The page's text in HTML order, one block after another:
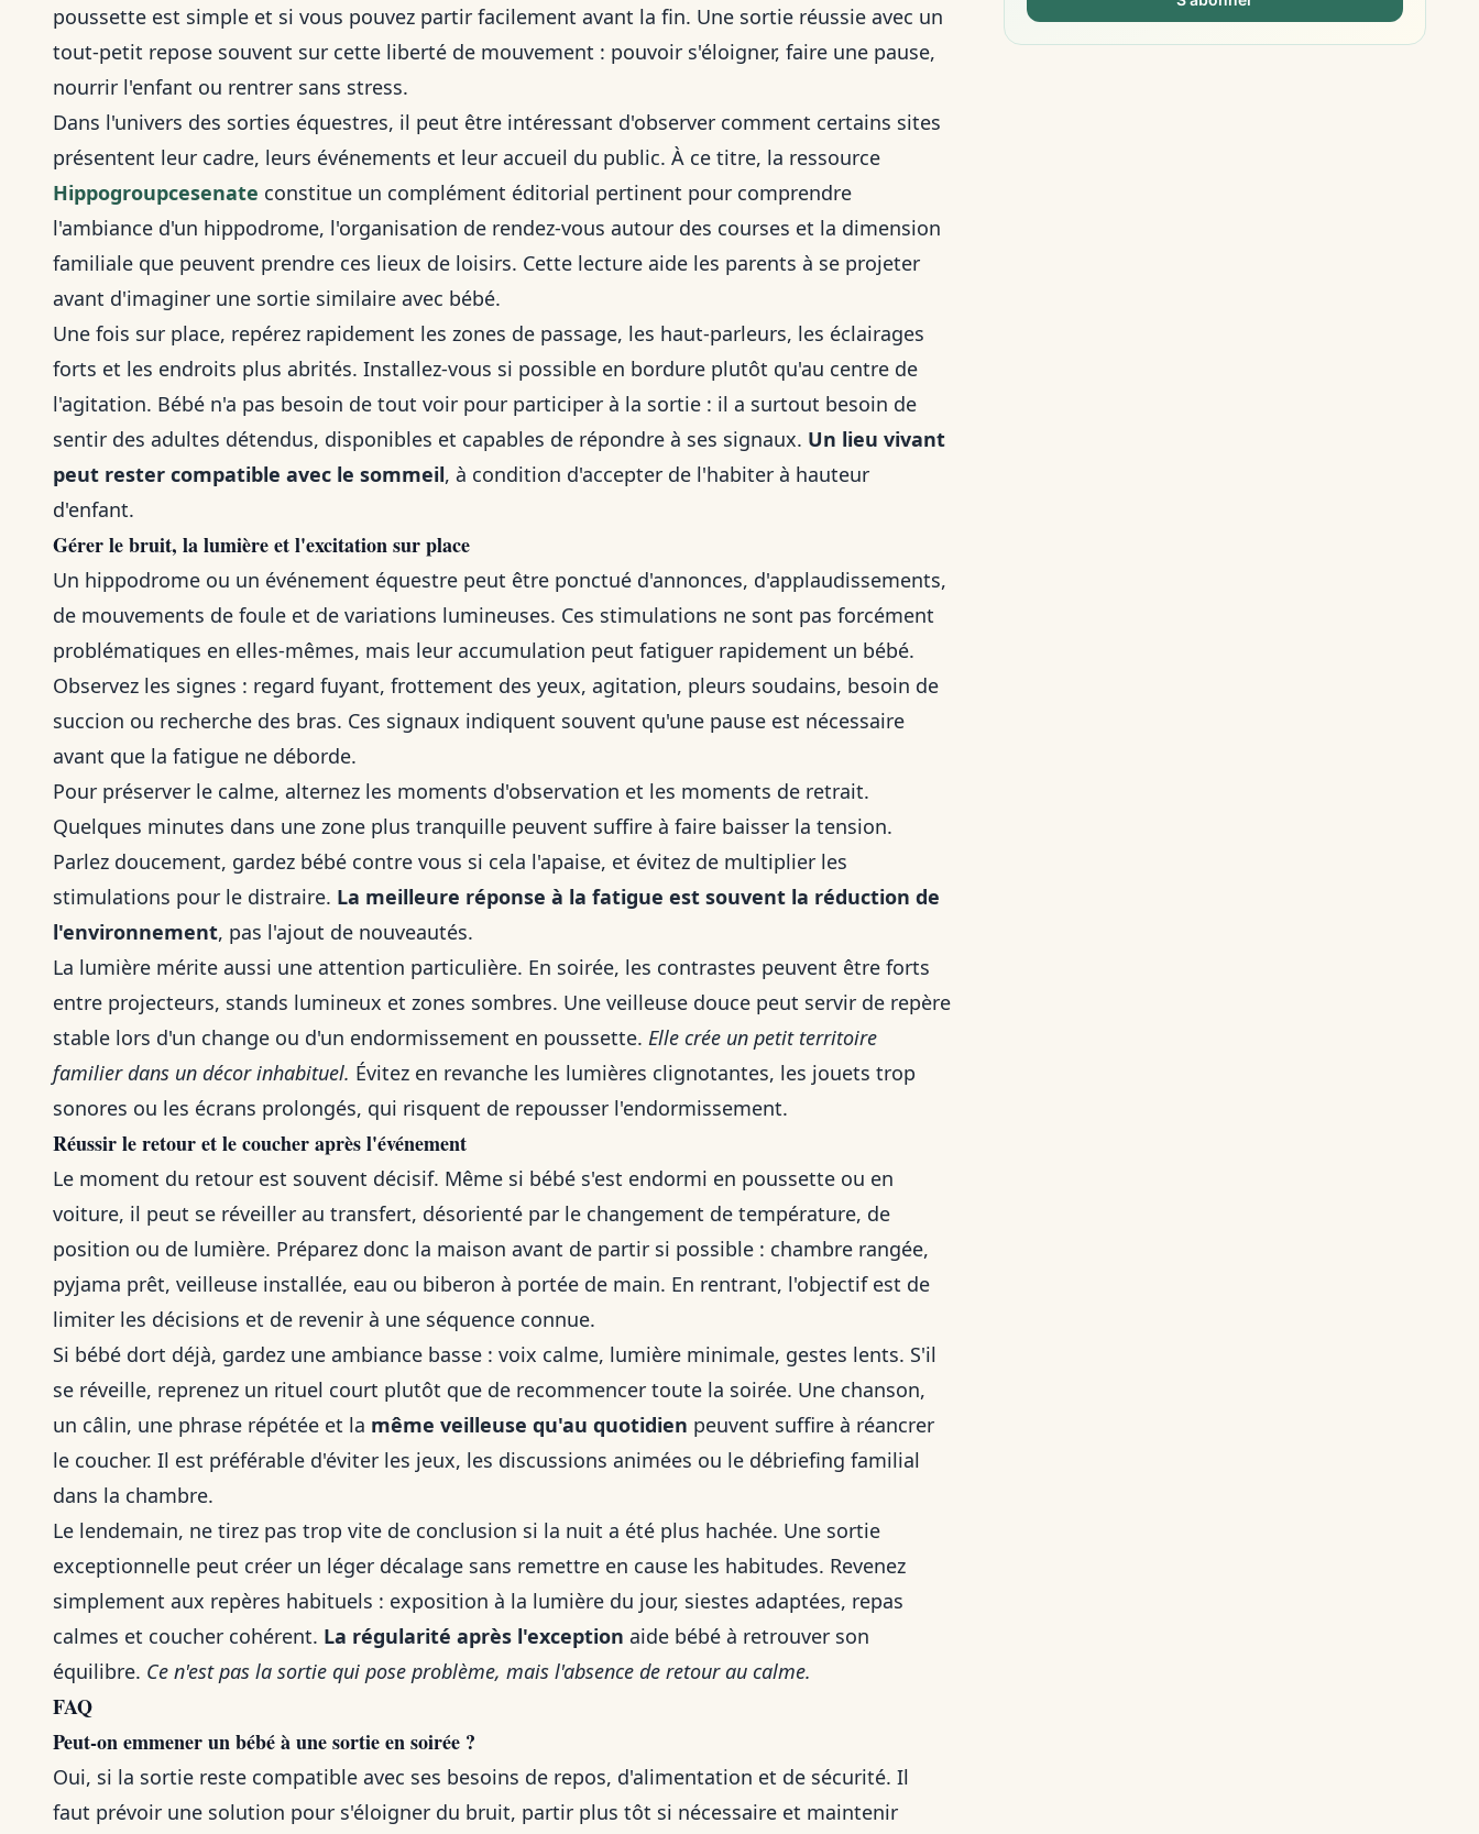
poussette est simple et si vous pouvez partir facilement avant la fin. Une sortie réussie avec un
tout-petit repose souvent sur cette liberté de mouvement : pouvoir s'éloigner, faire une pause,
nourrir l'enfant ou rentrer sans stress.
Dans l'univers des sorties équestres, il peut être intéressant d'observer comment certains sites
présentent leur cadre, leurs événements et leur accueil du public. À ce titre, la ressource
Hippogroupcesenate constitue un complément éditorial pertinent pour comprendre
l'ambiance d'un hippodrome, l'organisation de rendez-vous autour des courses et la dimension
familiale que peuvent prendre ces lieux de loisirs. Cette lecture aide les parents à se projeter
avant d'imaginer une sortie similaire avec bébé.
Une fois sur place, repérez rapidement les zones de passage, les haut-parleurs, les éclairages
forts et les endroits plus abrités. Installez-vous si possible en bordure plutôt qu'au centre de
l'agitation. Bébé n'a pas besoin de tout voir pour participer à la sortie : il a surtout besoin de
sentir des adultes détendus, disponibles et capables de répondre à ses signaux. Un lieu vivant
peut rester compatible avec le sommeil, à condition d'accepter de l'habiter à hauteur
d'enfant.
Gérer le bruit, la lumière et l'excitation sur place
Un hippodrome ou un événement équestre peut être ponctué d'annonces, d'applaudissements,
de mouvements de foule et de variations lumineuses. Ces stimulations ne sont pas forcément
problématiques en elles-mêmes, mais leur accumulation peut fatiguer rapidement un bébé.
Observez les signes : regard fuyant, frottement des yeux, agitation, pleurs soudains, besoin de
succion ou recherche des bras. Ces signaux indiquent souvent qu'une pause est nécessaire
avant que la fatigue ne déborde.
Pour préserver le calme, alternez les moments d'observation et les moments de retrait.
Quelques minutes dans une zone plus tranquille peuvent suffire à faire baisser la tension.
Parlez doucement, gardez bébé contre vous si cela l'apaise, et évitez de multiplier les
stimulations pour le distraire. La meilleure réponse à la fatigue est souvent la réduction de
l'environnement, pas l'ajout de nouveautés.
La lumière mérite aussi une attention particulière. En soirée, les contrastes peuvent être forts
entre projecteurs, stands lumineux et zones sombres. Une veilleuse douce peut servir de repère
stable lors d'un change ou d'un endormissement en poussette. Elle crée un petit territoire
familier dans un décor inhabituel. Évitez en revanche les lumières clignotantes, les jouets trop
sonores ou les écrans prolongés, qui risquent de repousser l'endormissement.
Réussir le retour et le coucher après l'événement
Le moment du retour est souvent décisif. Même si bébé s'est endormi en poussette ou en
voiture, il peut se réveiller au transfert, désorienté par le changement de température, de
position ou de lumière. Préparez donc la maison avant de partir si possible : chambre rangée,
pyjama prêt, veilleuse installée, eau ou biberon à portée de main. En rentrant, l'objectif est de
limiter les décisions et de revenir à une séquence connue.
Si bébé dort déjà, gardez une ambiance basse : voix calme, lumière minimale, gestes lents. S'il
se réveille, reprenez un rituel court plutôt que de recommencer toute la soirée. Une chanson,
un câlin, une phrase répétée et la même veilleuse qu'au quotidien peuvent suffire à réancrer
le coucher. Il est préférable d'éviter les jeux, les discussions animées ou le débriefing familial
dans la chambre.
Le lendemain, ne tirez pas trop vite de conclusion si la nuit a été plus hachée. Une sortie
exceptionnelle peut créer un léger décalage sans remettre en cause les habitudes. Revenez
simplement aux repères habituels : exposition à la lumière du jour, siestes adaptées, repas
calmes et coucher cohérent. La régularité après l'exception aide bébé à retrouver son
équilibre. Ce n'est pas la sortie qui pose problème, mais l'absence de retour au calme.
FAQ
Peut-on emmener un bébé à une sortie en soirée ?
Oui, si la sortie reste compatible avec ses besoins de repos, d'alimentation et de sécurité. Il
faut prévoir une solution pour s'éloigner du bruit, partir plus tôt si nécessaire et maintenir